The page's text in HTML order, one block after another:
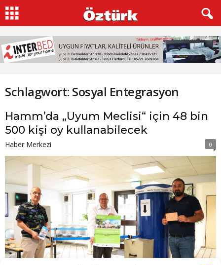
Schlagwort: Sosyal Entegrasyon
Hamm’da „Uyum Meclisi“ için 48 bin
500 kişi oy kullanabilecek
Haber Merkezi 0